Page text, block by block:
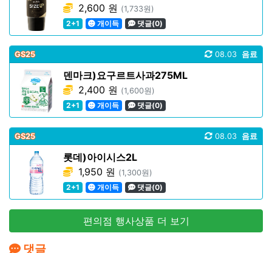
2,600 원 (1,733원)
2+1
개이득 댓글(0)
GS25 음료
08.03
덴마크)요구르트사과275ML
2,400 원 (1,600원)
2+1
개이득 댓글(0)
GS25 음료
08.03
롯데)아이시스2L
1,950 원 (1,300원)
2+1
개이득 댓글(0)
편의점 행사상품 더 보기
댓글